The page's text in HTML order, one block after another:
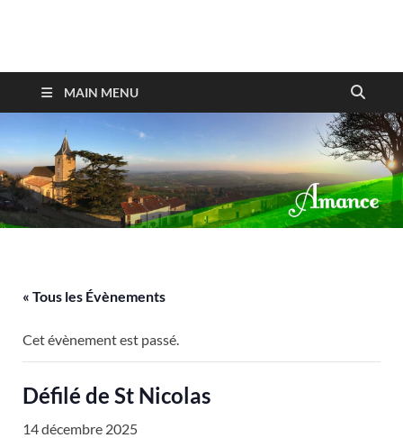
Amance
MAIN MENU
« Tous les Évènements
Cet évènement est passé.
Défilé de St Nicolas
14 décembre 2025